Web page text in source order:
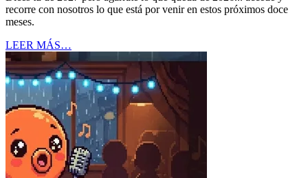
recorre con nosotros lo que está por venir en estos próximos doce
meses.
LEER MÁS…